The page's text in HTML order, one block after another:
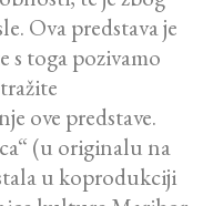
Ova predstava je
toga pozivamo
ove predstave.
(u originalu na
u koprodukciji